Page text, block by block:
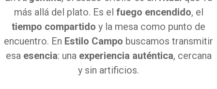
más allá del plato. Es el fuego encendido, el
tiempo compartido y la mesa como punto de
encuentro. En Estilo Campo buscamos transmitir
esa esencia: una experiencia auténtica, cercana
y sin artificios.